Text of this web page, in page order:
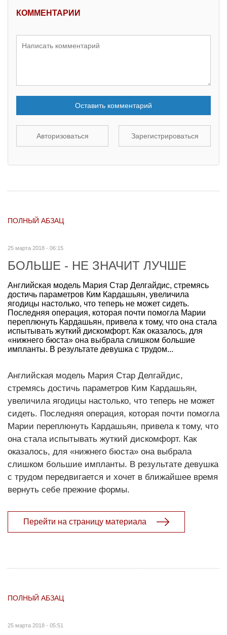
КОММЕНТАРИИ
Оставить комментарий
Авторизоваться Зарегистрироваться
ПОЛНЫЙ АБЗАЦ
25 марта 2018 - 06:15
БОЛЬШЕ - НЕ ЗНАЧИТ ЛУЧШЕ
Английская модель Мария Стар Делгайдис, стремясь
достичь параметров Ким Кардашьян, увеличила
ягодицы настолько, что теперь не может сидеть.
Последняя операция, которая почти помогла Марии
переплюнуть Кардашьян, привела к тому, что она стала
испытывать жуткий дискомфорт. Как оказалось, для
«нижнего бюста» она выбрала слишком большие
импланты. В результате девушка с трудом...
Английская модель Мария Стар Делгайдис,
стремясь достичь параметров Ким Кардашьян,
увеличила ягодицы настолько, что теперь не может
сидеть. Последняя операция, которая почти помогла
Марии переплюнуть Кардашьян, привела к тому, что
она стала испытывать жуткий дискомфорт. Как
оказалось, для «нижнего бюста» она выбрала
слишком большие импланты. В результате девушка
с трудом передвигается и хочет в ближайшее время
вернуть себе прежние формы.
Перейти на страницу материала
ПОЛНЫЙ АБЗАЦ
25 марта 2018 - 05:51